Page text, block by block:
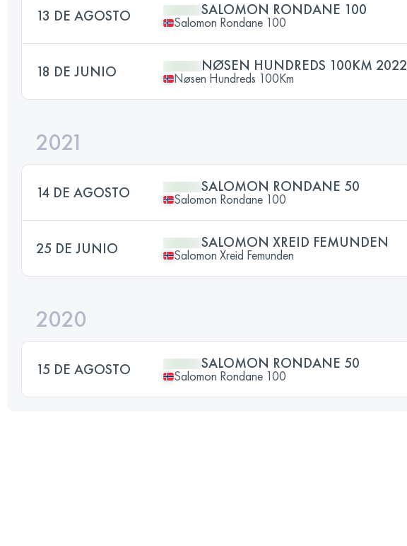
13 DE AGOSTO SALOMON RONDANE 100
Salomon Rondane 100
18 DE JUNIO NØSEN HUNDREDS 100KM 2022
Nøsen Hundreds 100Km
2021
14 DE AGOSTO SALOMON RONDANE 50
Salomon Rondane 100
25 DE JUNIO SALOMON XREID FEMUNDEN
Salomon Xreid Femunden
2020
15 DE AGOSTO SALOMON RONDANE 50
Salomon Rondane 100